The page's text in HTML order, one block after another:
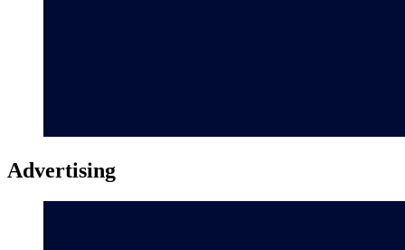
Advertising